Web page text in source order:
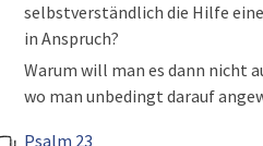
selbstverständlich die Hilfe
in Anspruch?
Warum will man es dann nicht
wo man unbedingt darauf
Psalm 23